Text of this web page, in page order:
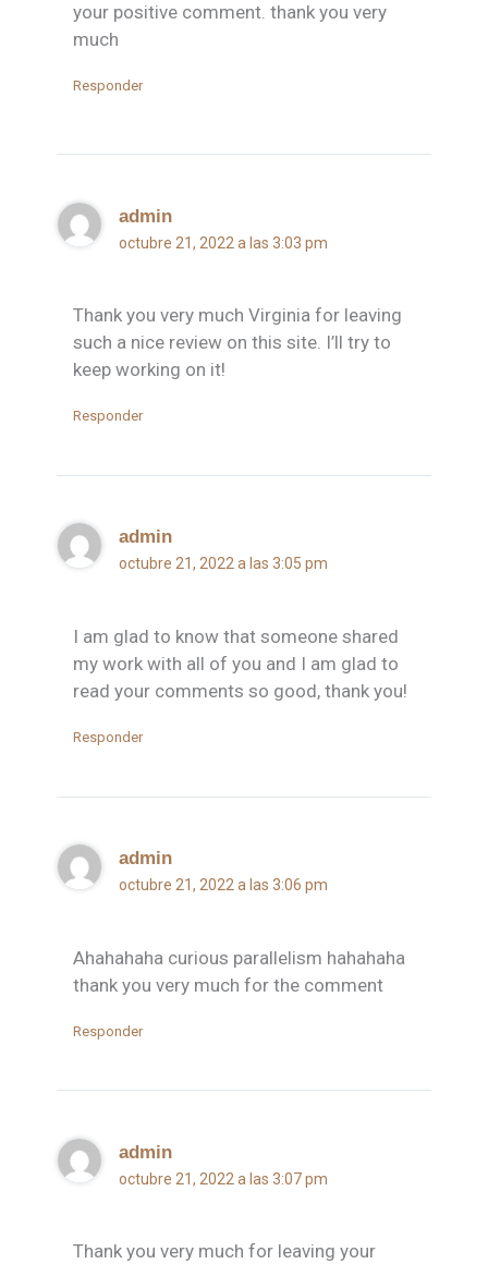
your positive comment. thank you very
much
Responder
admin
octubre 21, 2022 a las 3:03 pm
Thank you very much Virginia for leaving
such a nice review on this site. I’ll try to
keep working on it!
Responder
admin
octubre 21, 2022 a las 3:05 pm
I am glad to know that someone shared
my work with all of you and I am glad to
read your comments so good, thank you!
Responder
admin
octubre 21, 2022 a las 3:06 pm
Ahahahaha curious parallelism hahahaha
thank you very much for the comment
Responder
admin
octubre 21, 2022 a las 3:07 pm
Thank you very much for leaving your